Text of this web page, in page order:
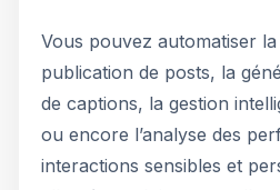
Vous pouvez automatiser
publication de posts, la
de captions, la gestion
ou encore l’analyse des
interactions sensibles et